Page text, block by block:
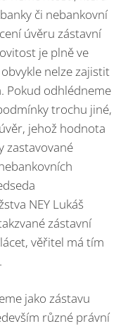
či nebankovní
úvěru zástavní
je plně ve
nelze zajistit
Pokud odhlédneme
trochu jiné,
jehož hodnota
zastavované
NEY Lukáš
zástavní
věřitel má tím
jako zástavu
různé právní